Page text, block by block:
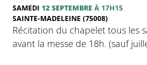
SAMEDI 12 SEPTEMBRE À 17H15
SAINTE-MADELEINE (75008)
Récitation du chapelet tous les
avant la messe de 18h. (sauf